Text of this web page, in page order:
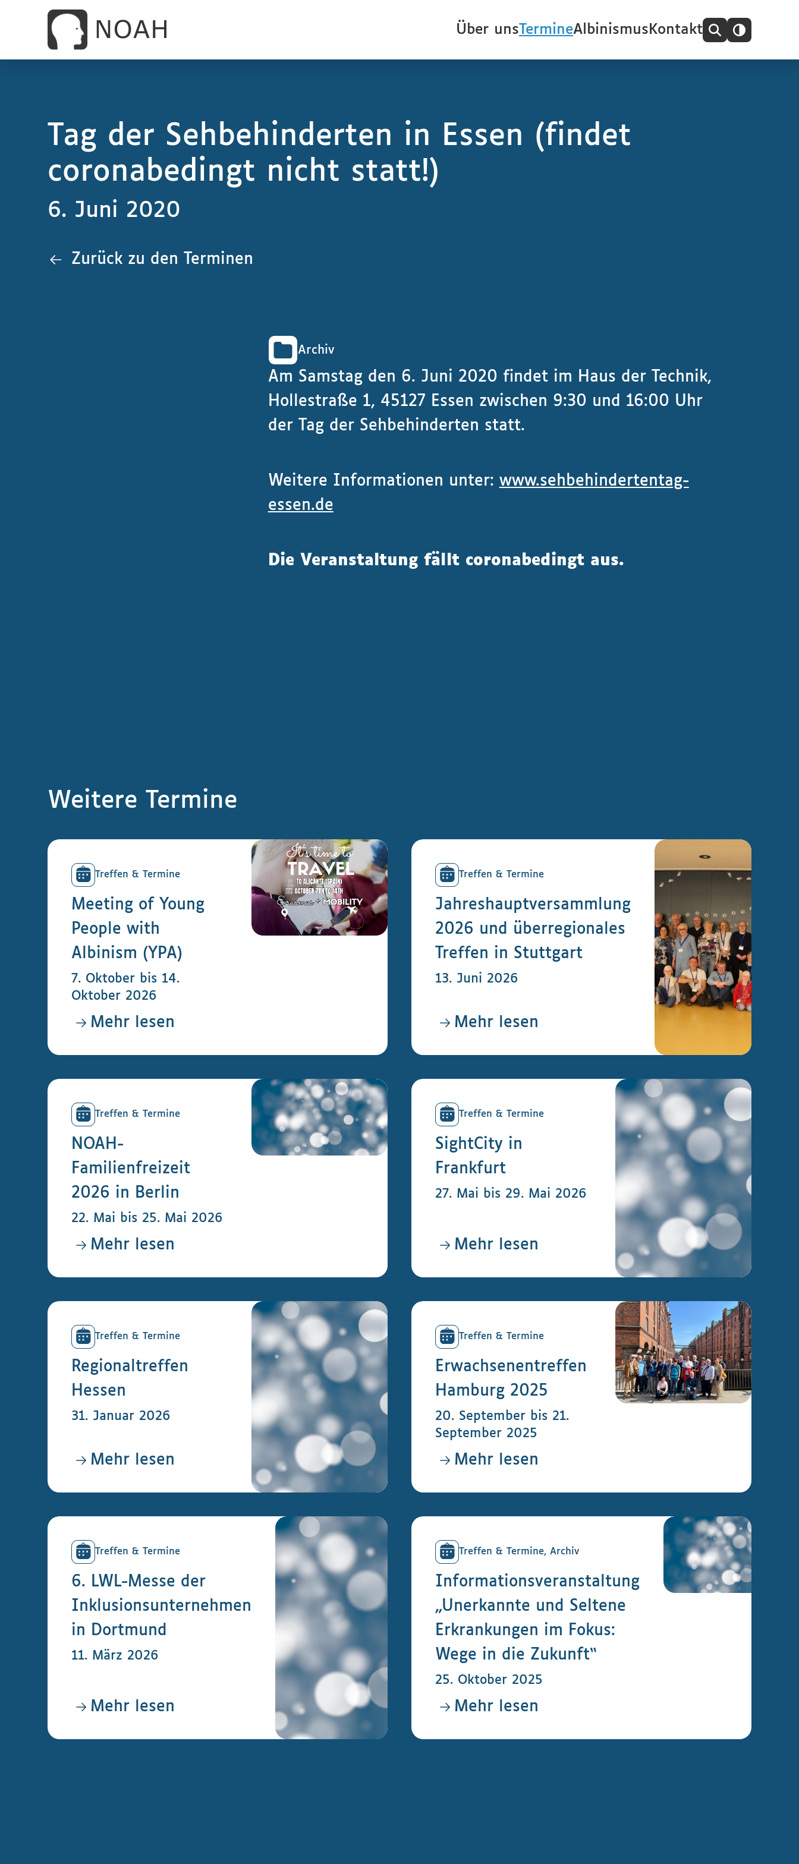
Über unsTermineAlbinismus Kontakt
Tag der Sehbehinderten in Essen (findet
coronabedingt nicht statt!)
6. Juni 2020
Zurück zu den Terminen
Archiv
Am Samstag den 6. Juni 2020 findet im Haus der Technik,
Hollestraße 1, 45127 Essen zwischen 9:30 und 16:00 Uhr
der Tag der Sehbehinderten statt.
Weitere Informationen unter: www.sehbehindertentag-
essen.de
Die Veranstaltung fällt coronabedingt aus.
Weitere Termine
Treffen & Termine
Meeting of Young
People with
Albinism (YPA)
7. Oktober bis 14.
Oktober 2026
Mehr lesen
Treffen & Termine
Jahreshauptversammlung
2026 und überregionales
Treffen in Stuttgart
13. Juni 2026
Mehr lesen
Treffen & Termine
NOAH-
Familienfreizeit
2026 in Berlin
22. Mai bis 25. Mai 2026
Mehr lesen
Treffen & Termine
SightCity in
Frankfurt
27. Mai bis 29. Mai 2026
Mehr lesen
Treffen & Termine
Regionaltreffen
Hessen
31. Januar 2026
Mehr lesen
Treffen & Termine
Erwachsenentreffen
Hamburg 2025
20. September bis 21.
September 2025
Mehr lesen
Treffen & Termine
6. LWL-Messe der
Inklusionsunternehmen
in Dortmund
11. März 2026
Mehr lesen
Treffen & Termine, Archiv
Informationsveranstaltung
„Unerkannte und Seltene
Erkrankungen im Fokus:
Wege in die Zukunft“
25. Oktober 2025
Mehr lesen